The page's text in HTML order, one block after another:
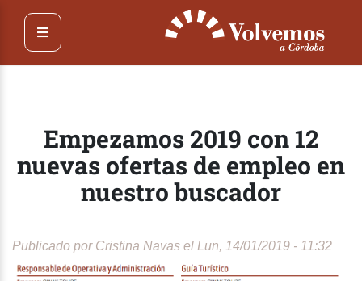
contenido
principal
Empezamos 2019 con 12
nuevas ofertas de empleo en
nuestro buscador
Publicado por Cristina Navas el Lun, 14/01/2019 - 11:32